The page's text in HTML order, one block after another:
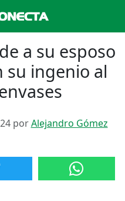
a su esposo
su ingenio al
porAlejandro Gómez